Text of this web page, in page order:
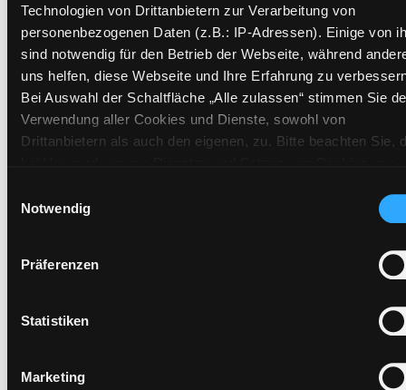
Technologien von Drittanbietern zur Verarbeitung von
personenbezogenen Daten (z.B.: IP-Adressen). Einige von
sind notwendig für den Betrieb der Webseite, während
uns helfen, diese Webseite und Ihre Erfahrung zu
Bei Auswahl der Schaltfläche „Alle zulassen“ stimmen Sie
Verwendung aller Cookies und Dienste, sowohl von
Drittanbietern als auch den eigenen, zu. Bitte beachten Sie,
(Länder außerhalb des EWR ohne adäquates
Datenschutzniveau) stattfinden kann. In diesem
ausgeschlossen werden. Eine Verarbeitung durch solche
Einwilligung erteilen („Auswahl erlauben“) oder auf die
Schaltfläche „Alle zulassen“ klicken. Unter dem Punkt
von Cookies und ähnlichen Technologien. Selbstverständlich
Notwendig
Präferenzen
Statistiken
Marketing
Vorbestellungen:0
Mediengruppe: Zeitschriften
Frist:
Barcode:2008SB01571
Standort 3:
Hotline (Mo-Fr 9 bis 17 Uhr): 0316 872-